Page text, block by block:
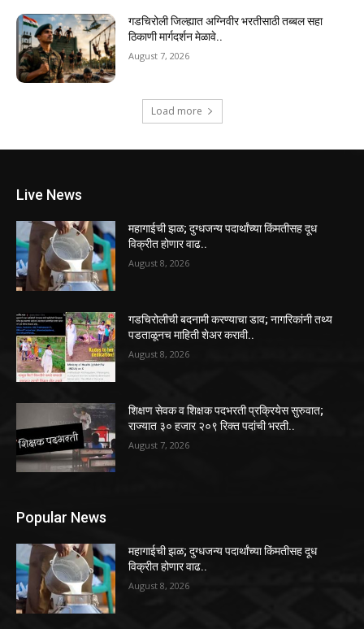
गडचिरोली जिल्ह्यात अग्निवीर भरतीसाठी तब्बल सहा
ठिकाणी मार्गदर्शन मेळावे..
August 7, 2026
Load more
Live News
महागाईची झळ; दुग्धजन्य पदार्थांच्या किंमतीसह दूध
विक्रीत होणार वाढ..
August 8, 2026
गडचिरोलीची बदनामी करण्याचा डाव; नागरिकांनी तथ्य
पडताळूनच माहिती शेअर करावी..
August 8, 2026
शिक्षण सेवक व शिक्षक पदभरती प्रक्रियेस सुरुवात;
राज्यात ३० हजार २०९ रिक्त पदांची भरती..
August 7, 2026
Popular News
महागाईची झळ; दुग्धजन्य पदार्थांच्या किंमतीसह दूध
विक्रीत होणार वाढ..
August 8, 2026